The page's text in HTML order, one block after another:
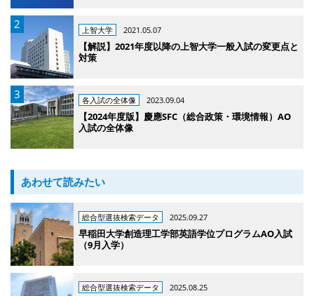
上智大学 2021.05.07
【解説】2021年度以降の上智大学一般入試の変更点と
対策
各入試の全体像 2023.09.04
【2024年度版】慶應SFC（総合政策・環境情報）AO
入試の全体像
あわせて読みたい
総合型選抜検索データ 2025.09.27
早稲田大学創造理工学部英語学位プログラムAO入試
（9月入学）
総合型選抜検索データ 2025.08.25